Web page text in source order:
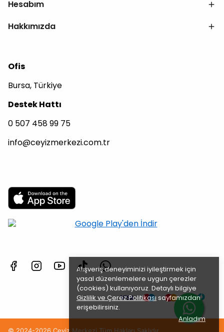
Alışveriş deneyiminizi iyileştirmek için
yasal düzenlemelere uygun çerezler
(cookies) kullanıyoruz. Detaylı bilgiye
Gizlilik ve Çerez Politikası sayfamızdan
erişebilirsiniz.
Anladım
Hesabım
Hakkımızda
Ofis
Bursa, Türkiye
Destek Hattı
0 507 458 99 75
info@ceyizmerkezi.com.tr